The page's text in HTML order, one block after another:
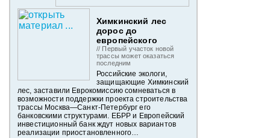
Химкинский лес
дорос до
европейского
// Первый участок новой
трассы может оказаться
последним
Российские экологи,
защищающие Химкинский
лес, заставили Еврокомиссию сомневаться в
возможности поддержки проекта строительства
трассы Москва—Санкт-Петербург его
банковскими структурами. ЕБРР и Европейский
инвестиционный банк ждут новых вариантов
реализации приостановленного…